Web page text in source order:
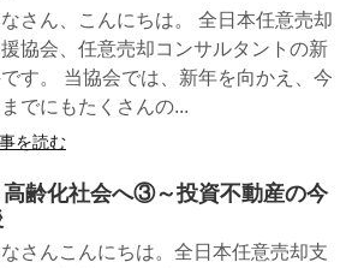
さん、こんにちは。 全日本任意売却
協会、任意売却コンサルタントの新
す。 当協会では、新年を向かえ、今
までにもたくさんの...
を読む
高齢化社会へ③～投資不動産の今
さんこんにちは。全日本任意売却支